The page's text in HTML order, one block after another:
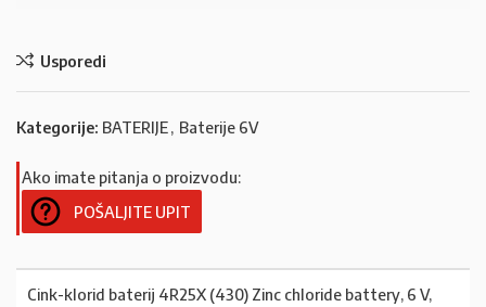
Usporedi
Kategorije: BATERIJE, Baterije 6V
Ako imate pitanja o proizvodu:
POŠALJITE UPIT
Cink-klorid baterij 4R25X (430) Zinc chloride battery, 6 V,